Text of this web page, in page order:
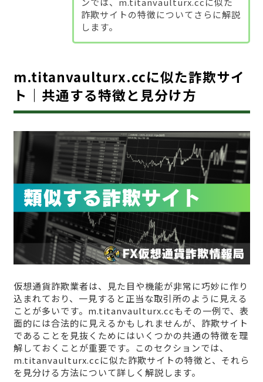
詐欺サイトの特徴についてさらに解説
します。
m.titanvaulturx.ccに似た詐欺サイ
ト｜共通する特徴と見分け方
仮想通貨詐欺業者は、見た目や機能が非常に巧妙に作り
込まれており、一見すると正当な取引所のように見える
ことが多いです。m.titanvaulturx.ccもその一例で、表
面的には合法的に見えるかもしれませんが、詐欺サイト
であることを見抜くためにはいくつかの共通の特徴を理
解しておくことが重要です。このセクションでは、
m.titanvaulturx.ccに似た詐欺サイトの特徴と、それら
を見分ける方法について詳しく解説します。